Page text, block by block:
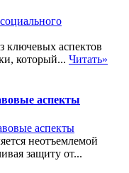
ключевых аспектов
который... Читать»
аспекты
неотъемлемой
защиту от...